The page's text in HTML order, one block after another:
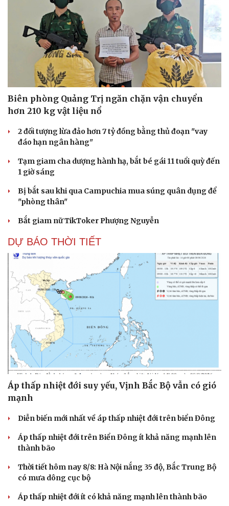
Săn Tour
check-in
Podcast
Câu chuyện thời sự
Đọc truyện đêm khuya
Cửa sổ tình yêu
Hạt giống tâm hồn
Biên phòng Quảng Trị ngăn chặn vận chuyển
hơn 210 kg vật liệu nổ
2 đối tượng lừa đảo hơn 7 tỷ đồng bằng thủ đoạn "vay
đáo hạn ngân hàng"
Tạm giam cha dượng hành hạ, bắt bé gái 11 tuổi quỳ đến
1 giờ sáng
Bị bắt sau khi qua Campuchia mua súng quân dụng để
"phòng thân"
Bắt giam nữ TikToker Phượng Nguyễn
DỰ BÁO THỜI TIẾT
Áp thấp nhiệt đới suy yếu, Vịnh Bắc Bộ vẫn có gió
mạnh
Diễn biến mới nhất về áp thấp nhiệt đới trên biển Đông
Áp thấp nhiệt đới trên Biển Đông ít khả năng mạnh lên
thành bão
Thời tiết hôm nay 8/8: Hà Nội nắng 35 độ, Bắc Trung Bộ
có mưa dông cục bộ
Áp thấp nhiệt đới ít có khả năng mạnh lên thành bão